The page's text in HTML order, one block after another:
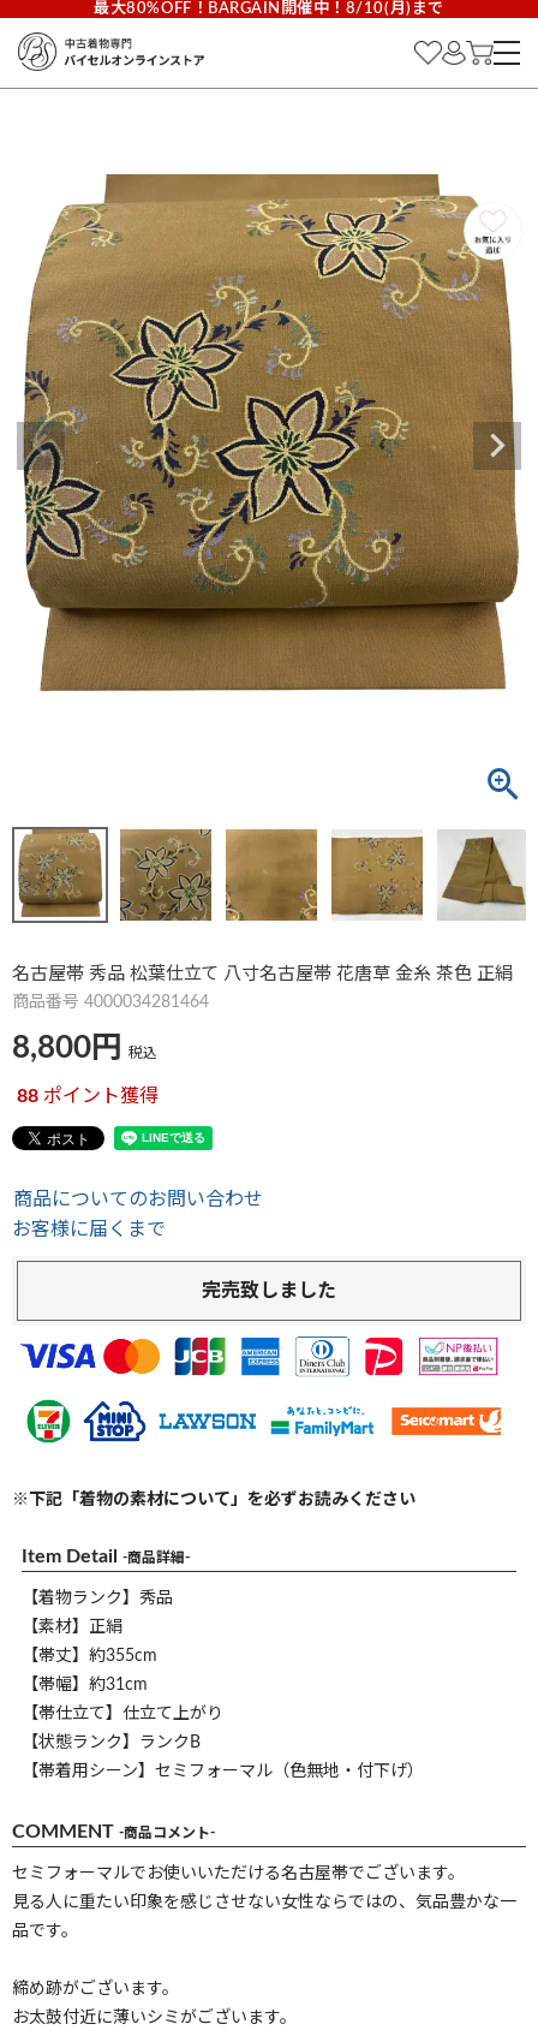
最大80%OFF！BARGAIN開催中！8/10(月)まで
名古屋帯 秀品 松葉仕立て 八寸名古屋帯 花唐草 金糸 茶色 正絹
商品番号 4000034281464
8,800 税込
88 ポイント獲得
商品についてのお問い合わせ
お客様に届くまで
完売致しました
※下記「着物の素材について」を必ずお読みください
Item Detail -商品詳細-
【着物ランク】秀品
【素材】正絹
【帯丈】約355cm
【帯幅】約31cm
【帯仕立て】仕立て上がり
【状態ランク】ランクB
【帯着用シーン】セミフォーマル（色無地・付下げ）
COMMENT -商品コメント-
セミフォーマルでお使いいただける名古屋帯でございます。
見る人に重たい印象を感じさせない女性ならではの、気品豊かな一
品です。
締め跡がございます。
お太鼓付近に薄いシミがございます。